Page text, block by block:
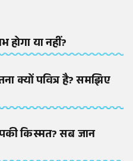
या नहीं?
क्यों पवित्र है? समझिए
किस्मत? सब जान